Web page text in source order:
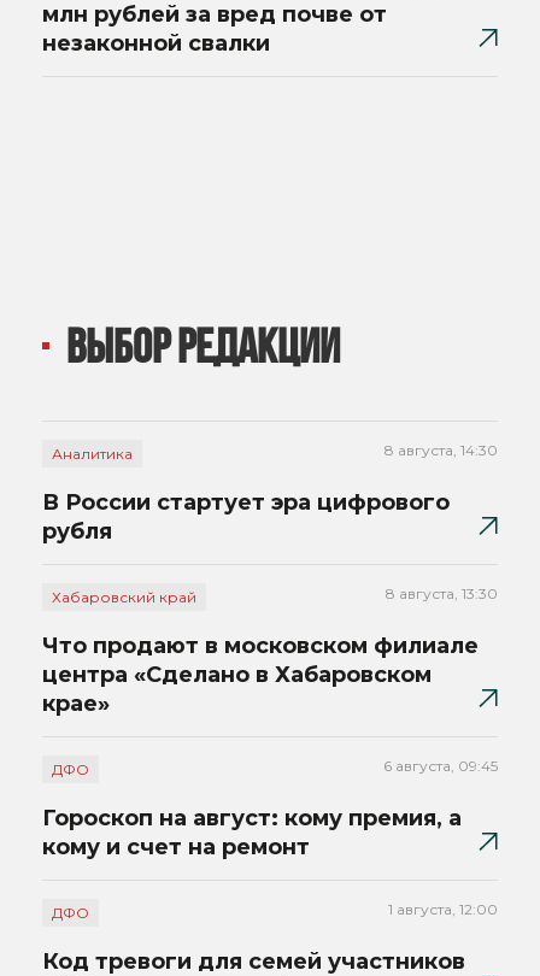
млн рублей за вред почве от
незаконной свалки
ВЫБОР РЕДАКЦИИ
Аналитика 8 августа, 14:30
В России стартует эра цифрового
рубля
Хабаровский край 8 августа, 13:30
Что продают в московском филиале
центра «Сделано в Хабаровском
крае»
ДФО 6 августа, 09:45
Гороскоп на август: кому премия, а
кому и счет на ремонт
ДФО 1 августа, 12:00
Код тревоги для семей участников